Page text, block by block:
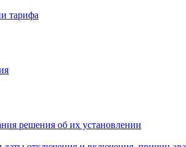
тарифа
решения об их установлении